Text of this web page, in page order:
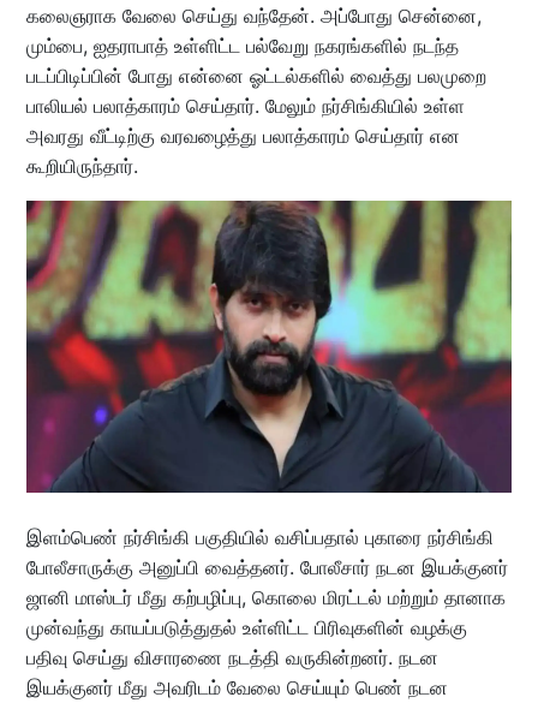
கலைஞராக வேலை செய்து வந்தேன். அப்போது சென்னை,
மும்பை, ஐதராபாத் உள்ளிட்ட பல்வேறு நகரங்களில் நடந்த
படப்பிடிப்பின் போது என்னை ஓட்டல்களில் வைத்து பலமுறை
பாலியல் பலாத்காரம் செய்தார். மேலும் நர்சிங்கியில் உள்ள
அவரது வீட்டிற்கு வரவழைத்து பலாத்காரம் செய்தார் என
கூறியிருந்தார்.
இளம்பெண் நர்சிங்கி பகுதியில் வசிப்பதால் புகாரை நர்சிங்கி
போலீசாருக்கு அனுப்பி வைத்தனர். போலீசார் நடன இயக்குனர்
ஜானி மாஸ்டர் மீது கற்பழிப்பு, கொலை மிரட்டல் மற்றும் தானாக
முன்வந்து காயப்படுத்துதல் உள்ளிட்ட பிரிவுகளின் வழக்கு
பதிவு செய்து விசாரணை நடத்தி வருகின்றனர். நடன
இயக்குனர் மீது அவரிடம் வேலை செய்யும் பெண் நடன